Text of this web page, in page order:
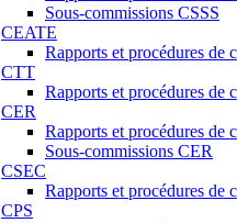
Sous-commissions CSSS
CEATE
Rapports et procédures de
CTT
Rapports et procédures de
CER
Rapports et procédures de
Sous-commissions CER
CSEC
Rapports et procédures de
CPS